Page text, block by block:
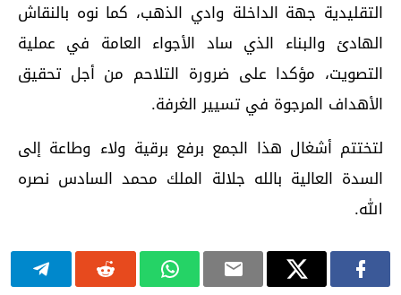
التقليدية جهة الداخلة وادي الذهب، كما نوه بالنقاش
الهادئ والبناء الذي ساد الأجواء العامة في عملية
التصويت، مؤكدا على ضرورة التلاحم من أجل تحقيق
الأهداف المرجوة في تسيير الغرفة.
لتختتم أشغال هذا الجمع برفع برقية ولاء وطاعة إلى
السدة العالية بالله جلالة الملك محمد السادس نصره
الله.